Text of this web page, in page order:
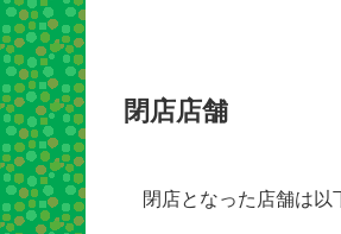
閉店店舗
閉店となった店舗は以